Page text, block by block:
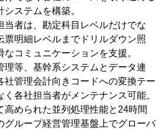
ステムを構築。
当者は、勘定科目レベルだけでな
票明細レベルまでドリルダウン照
コミュニケーションを支援。
理等、基幹系システムとデータ連
社管理会計向きコードへの変換テー
各社担当者がメンテナンス可能。
高められた並列処理性能と24時間
グループ経営管理基盤上でグローバ